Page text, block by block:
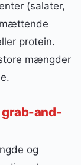
(salater,
protein.
mængder
and-
og